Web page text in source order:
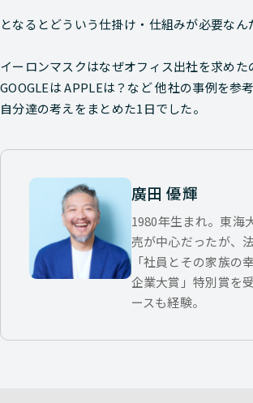
となるとどういう仕掛け・仕組みが必要なん
イーロンマスクはなぜオフィス出社を求めた
GOOGLEは APPLEは？など 他社の事例を参
自分達の考えをまとめた1日でした。
廣田 優輝
1980年生まれ。東海
売が中心だったが、
「社員とその家族の
企業大賞」特別賞を
ースも経験。